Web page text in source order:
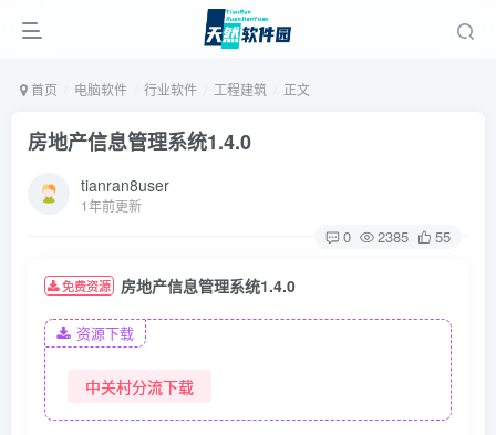
首页 电脑软件 行业软件 工程建筑 正文
房地产信息管理系统1.4.0
tianran8user
1年前更新
0 2385 55
免费资源 房地产信息管理系统1.4.0
资源下载
中关村分流下载